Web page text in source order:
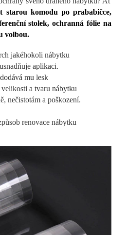
starou komodu po prababičce,
stolek, ochranná fólie na
volbou.
jakéhokoli nábytku
aplikaci.
mu lesk
a tvaru nábytku
nečistotám a poškození.
renovace nábytku